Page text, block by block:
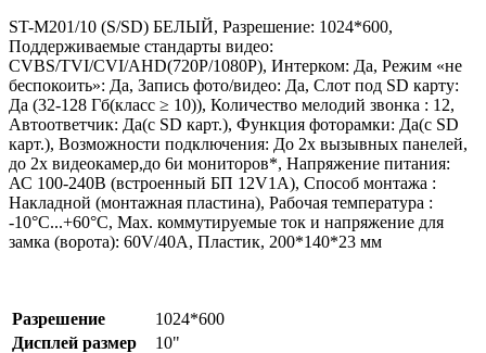
ST-M201/10 (S/SD) БЕЛЫЙ, Разрешение: 1024*600,
Поддерживаемые стандарты видео:
CVBS/TVI/CVI/AHD(720Р/1080P), Интерком: Да, Режим «не
беспокоить»: Да, Запись фото/видео: Да, Слот под SD карту:
Да (32-128 Гб(класс ≥ 10)), Количество мелодий звонка : 12,
Автоответчик: Да(с SD карт.), Функция фоторамки: Да(с SD
карт.), Возможности подключения: До 2х вызывных панелей,
до 2х видеокамер,до 6и мониторов*, Напряжение питания:
АС 100-240В (встроенный БП 12V1A), Способ монтажа :
Накладной (монтажная пластина), Рабочая температура :
-10°С...+60°С, Мах. коммутируемые ток и напряжение для
замка (ворота): 60V/40A, Пластик, 200*140*23 мм
Разрешение
1024*600
Дисплей размер
10"